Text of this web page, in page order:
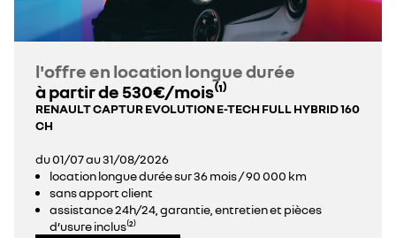
l'offre en location longue durée
à partir de 530€/mois⁽¹⁾
RENAULT CAPTUR EVOLUTION E-TECH FULL HYBRID 160
CH
du 01/07 au 31/08/2026
location longue durée sur 36 mois / 90 000 km
sans apport client
assistance 24h/24, garantie, entretien et pièces
d’usure inclus⁽²⁾